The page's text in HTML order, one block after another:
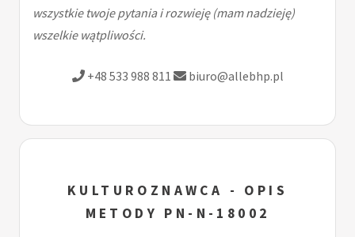
wszystkie twoje pytania i rozwieję (mam nadzieję)
wszelkie wątpliwości.
+48 533 988 811 biuro@allebhp.pl
KULTUROZNAWCA - OPIS
METODY PN-N-18002